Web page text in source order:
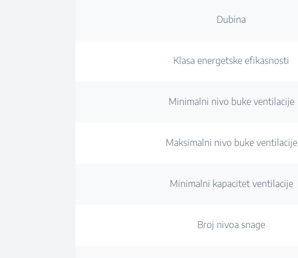
Dubina
Klasa energetske efikasnosti
Minimalni nivo buke ventilacije
Maksimalni nivo buke ventilacije
Minimalni kapacitet ventilacije
Broj nivoa snage